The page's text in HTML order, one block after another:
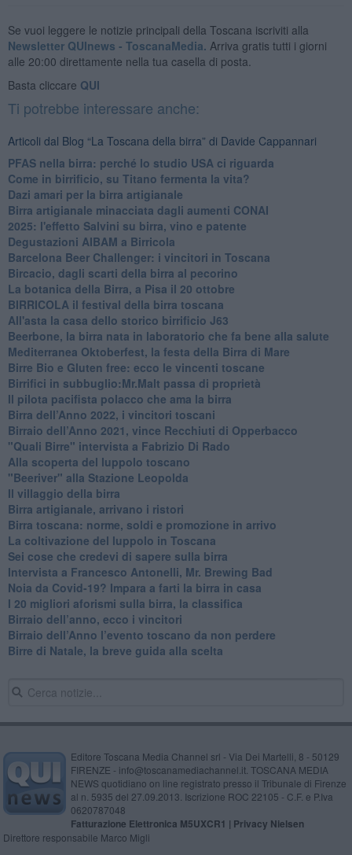
Se vuoi leggere le notizie principali della Toscana iscriviti alla
Newsletter QUInews - ToscanaMedia. Arriva gratis tutti i giorni
alle 20:00 direttamente nella tua casella di posta.
Basta cliccare QUI
Ti potrebbe interessare anche:
Articoli dal Blog “La Toscana della birra” di Davide Cappannari
​PFAS nella birra: perché lo studio USA ci riguarda
​Come in birrificio, su Titano fermenta la vita?
Dazi amari per la birra artigianale
​Birra artigianale minacciata dagli aumenti CONAI
​2025: l'effetto Salvini su birra, vino e patente
​Degustazioni AIBAM a Birricola
​Barcelona Beer Challenger: i vincitori in Toscana
Bircacio, dagli scarti della birra al pecorino
​La botanica della Birra, a Pisa il 20 ottobre
BIRRICOLA il festival della birra toscana
​All'asta la casa dello storico birrificio J63
Beerbone, la birra nata in laboratorio che fa bene alla salute
Mediterranea Oktoberfest, la festa della Birra di Mare
​Birre Bio e Gluten free: ecco le vincenti toscane
​Birrifici in subbuglio:Mr.Malt passa di proprietà
​Il pilota pacifista polacco che ama la birra
​Birra dell’Anno 2022, i vincitori toscani
Birraio dell’Anno 2021, vince Recchiuti di Opperbacco
"Quali Birre" intervista a Fabrizio Di Rado
​Alla scoperta del luppolo toscano
"Beeriver" alla Stazione Leopolda
Il villaggio della birra
Birra artigianale, arrivano i ristori
Birra toscana: norme, soldi e promozione in arrivo
La coltivazione del luppolo in Toscana
Sei cose che credevi di sapere sulla birra
Intervista a Francesco Antonelli, Mr. Brewing Bad
Noia da Covid-19? Impara a farti la birra in casa
I 20 migliori aforismi sulla birra, la classifica
​Birraio dell’anno, ecco i vincitori
​Birraio dell’Anno l’evento toscano da non perdere
Birre di Natale, la breve guida alla scelta
Editore Toscana Media Channel srl - Via Dei Martelli, 8 - 50129
FIRENZE - info@toscanamediachannel.it. TOSCANA MEDIA
NEWS quotidiano on line registrato presso il Tribunale di Firenze
al n. 5935 del 27.09.2013. Iscrizione ROC 22105 - C.F. e P.Iva
0620787048
Fatturazione Elettronica M5UXCR1 | Privacy Nielsen
Direttore responsabile Marco Migli